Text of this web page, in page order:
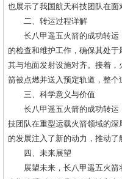
也展示了我国航天科技团队在
二、转运过程详解
长八甲遥五火箭的成功转
的检查和维护工作，确保其处
其与地面发射设施对齐。接着
箭被点燃并送入预定轨道，整个
三、科学意义与价值
长八甲遥五火箭的成功转
技团队在重型运载火箭领域的
的发展注入了新的动力，推动了
四、未来展望
展望未来，长八甲遥五火